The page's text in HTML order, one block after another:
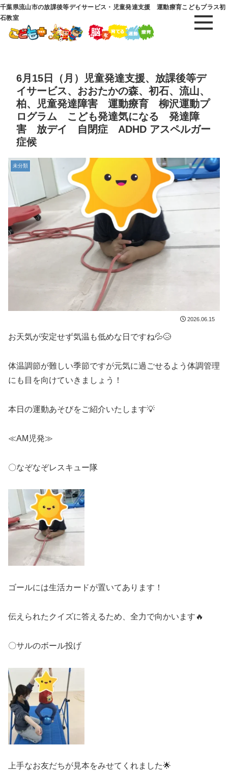
千葉県流山市の放課後等デイサービス・児童発達支援 運動療育こどもプラス初
石教室
6月15日（月）児童発達支援、放課後等デ
イサービス、おおたかの森、初石、流山、
柏、児童発達障害 運動療育 柳沢運動プ
ログラム こども発達気になる 発達障
害 放デイ 自閉症 ADHD アスペルガー
症候
未分類
2026.06.15
お天気が安定せず気温も低めな日ですね💦😥
体温調節が難しい季節ですが元気に過ごせるよう体調管理
にも目を向けていきましょう！
本日の運動あそびをご紹介いたします💡
≪AM児発≫
〇なぞなぞレスキュー隊
ゴールには生活カードが置いてあります！
伝えられたクイズに答えるため、全力で向かいます🔥
〇サルのボール投げ
上手なお友だちが見本をみせてくれました🌟